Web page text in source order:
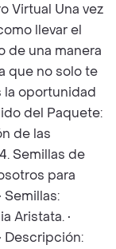
Virtual Una vez
llevar el
de una manera
que no solo te
la oportunidad
del Paquete:
de las
Semillas de
para
Aristata. •
Descripción: